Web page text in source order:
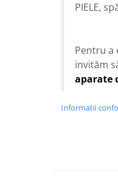
PIELE,
Pentru a
invităm
aparate
Informatii